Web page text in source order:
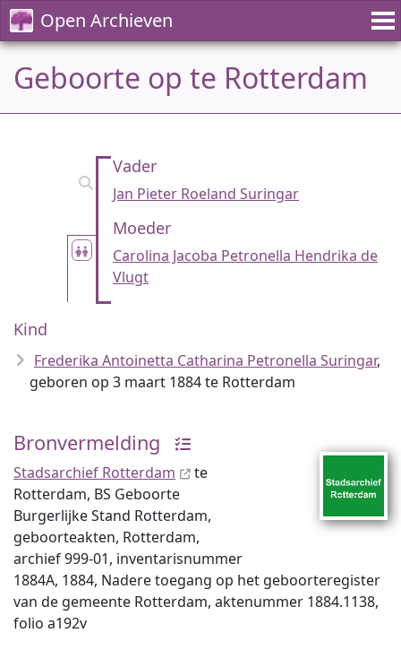
Open Archieven
Geboorte op te Rotterdam
Vader
Jan Pieter Roeland Suringar
Moeder
Carolina Jacoba Petronella Hendrika de
Vlugt
Kind
Frederika Antoinetta Catharina Petronella Suringar,
geboren op 3 maart 1884 te Rotterdam
Bronvermelding
Stadsarchief Rotterdam
te
Rotterdam, BS Geboorte
Burgerlijke Stand Rotterdam,
geboorteakten, Rotterdam,
archief 999-01, inventaris­num­mer
1884A, 1884, Nadere toegang op het geboorteregister
van de gemeente Rotterdam, aktenummer 1884.1138,
folio a192v